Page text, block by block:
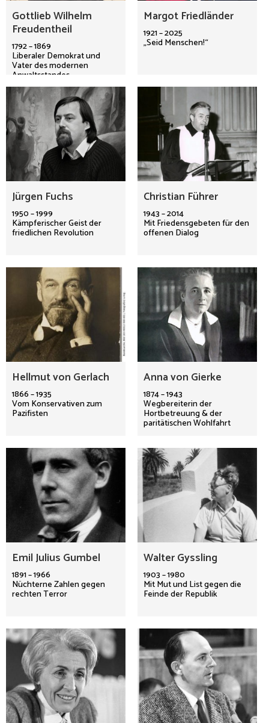
Gottlieb Wilhelm
Freudentheil
1792 – 1869
Liberaler Demokrat und
Vater des modernen
Anwaltsstandes
Margot Friedländer
1921 – 2025
„Seid Menschen!“
Jürgen Fuchs
1950 – 1999
Kämpferischer Geist der
friedlichen Revolution
Christian Führer
1943 – 2014
Mit Friedensgebeten für den
offenen Dialog
Hellmut von Gerlach
1866 – 1935
Vom Konservativen zum
Pazifisten
Anna von Gierke
1874 – 1943
Wegbereiterin der
Hortbetreuung & der
paritätischen Wohlfahrt
Emil Julius Gumbel
1891 – 1966
Nüchterne Zahlen gegen
rechten Terror
Walter Gyssling
1903 – 1980
Mit Mut und List gegen die
Feinde der Republik